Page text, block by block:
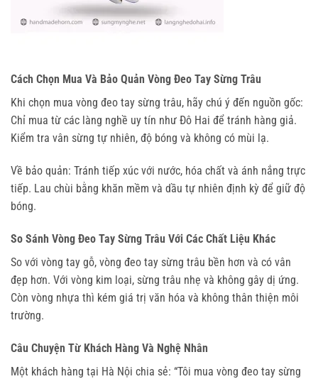
Cách Chọn Mua Và Bảo Quản Vòng Đeo Tay Sừng Trâu
Khi chọn mua vòng đeo tay sừng trâu, hãy chú ý đến nguồn gốc:
Chỉ mua từ các làng nghề uy tín như Đô Hai để tránh hàng giả.
Kiểm tra vân sừng tự nhiên, độ bóng và không có mùi lạ.
Về bảo quản: Tránh tiếp xúc với nước, hóa chất và ánh nắng trực
tiếp. Lau chùi bằng khăn mềm và dầu tự nhiên định kỳ để giữ độ
bóng.
So Sánh Vòng Đeo Tay Sừng Trâu Với Các Chất Liệu Khác
So với vòng tay gỗ, vòng đeo tay sừng trâu bền hơn và có vân
đẹp hơn. Với vòng kim loại, sừng trâu nhẹ và không gây dị ứng.
Còn vòng nhựa thì kém giá trị văn hóa và không thân thiện môi
trường.
Câu Chuyện Từ Khách Hàng Và Nghệ Nhân
Một khách hàng tại Hà Nội chia sẻ: “Tôi mua vòng đeo tay sừng